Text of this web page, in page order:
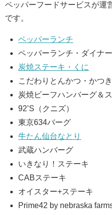
ペッパーフードサービスが運
です。
ペッパーランチ
ペッパーランチ・ダイナー
炭焼ステーキ・くに
こだわりとんかつ・かつ
炭焼ビーフハンバーグ＆
92’S（クニズ）
東京634バーグ
牛たん仙台なとり
武蔵ハンバーグ
いきなり！ステーキ
CABステーキ
オイスター+ステーキ
Prime42 by nebraska